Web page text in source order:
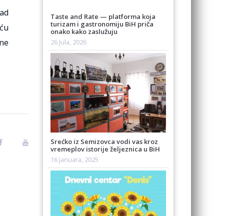
Taste and Rate — platforma koja
turizam i gastronomiju BiH priča
onako kako zaslužuju
26 Jula, 2026
Srećko iz Semizovca vodi vas kroz
vremeplov istorije željeznica u BiH
16 Januara, 2025